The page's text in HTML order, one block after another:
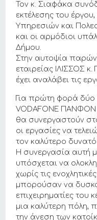
Τον κ. Σιαφάκα
εκτέλεσης του
Υπηρεσιών και
και οι αρμόδιοι
Δήμου.
Στην αυτοψία
εταιρείας ΙΛΙΣΣΟΣ
έχει αναλάβει τις
Για πρώτη φορά δύο
VODAFONE ΠΑΝΦΟΝ –
θα συνεργαστούν
οι εργασίες να
τον καλύτερο
Η συνεργασία αυτή
υπόσχεται να
χωρίς τις
μπορούσαν να
επιχειρηματίες του
μια καλύτερη πόλη,
την άνεση των